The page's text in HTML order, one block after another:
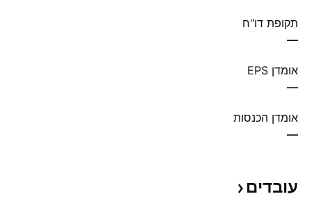
תקופת דו"ח
—
אומדן EPS
—
אומדן הכנסות
—
עובדים